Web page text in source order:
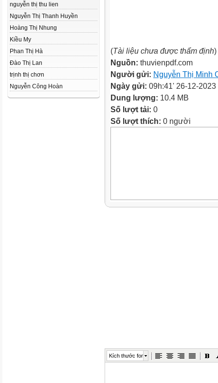
nguyễn thị thu lien
Nguyễn Thị Thanh Huyền
Hoàng Thị Nhung
Kiều My
Phan Thị Hà
Đào Thị Lan
trịnh thị chơn
Nguyễn Công Hoàn
(Tài liệu chưa được thẩm định)
Nguồn: thuvienpdf.com
Người gửi: Nguyễn Thị Minh
Ngày gửi: 09h:41' 26-12-2023
Dung lượng: 10.4 MB
Số lượt tải: 0
Số lượt thích: 0 người
Kích thước font